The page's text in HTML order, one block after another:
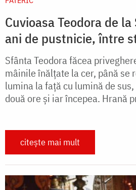
Cuvioasa Teodora de
ani de pustnicie, între
Sfânta Teodora făcea
mâinile înălţate la cer, până se
lumina la faţă cu lumină de
două ore şi iar începea. Hrană
citește mai mult